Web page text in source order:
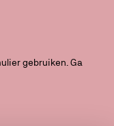
gebruiken. Ga